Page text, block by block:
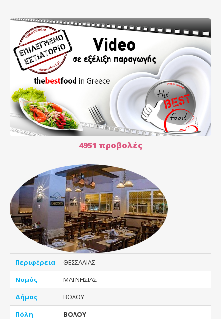
4951 προβολές
Περιφέρεια
ΘΕΣΣΑΛΙΑΣ
Νομός
ΜΑΓΝΗΣΙΑΣ
Δήμος
ΒΟΛΟΥ
Πόλη
ΒΟΛΟΥ